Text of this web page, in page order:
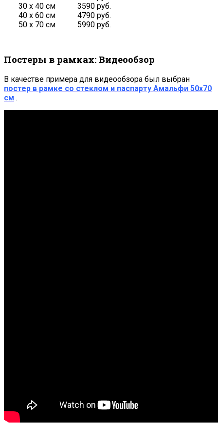
30 х 40 см
40 х 60 см
50 х 70 см
3590 руб.
4790 руб.
5990 руб.
Постеры в рамках: Видеообзор
В качестве примера для видеообзора был выбран
постер в рамке со стеклом и паспарту Амальфи 50х70
см .